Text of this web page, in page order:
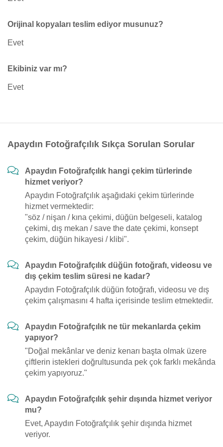
Orijinal kopyaları teslim ediyor musunuz?
Evet
Ekibiniz var mı?
Evet
Apaydın Fotoğrafçılık Sıkça Sorulan Sorular
Apaydın Fotoğrafçılık hangi çekim türlerinde
hizmet veriyor?
Apaydın Fotoğrafçılık aşağıdaki çekim türlerinde
hizmet vermektedir:
"söz / nişan / kına çekimi, düğün belgeseli, katalog
çekimi, dış mekan / save the date çekimi, konsept
çekim, düğün hikayesi / klibi".
Apaydın Fotoğrafçılık düğün fotoğrafı, videosu ve
dış çekim teslim süresi ne kadar?
Apaydın Fotoğrafçılık düğün fotoğrafı, videosu ve dış
çekim çalışmasını 4 hafta içerisinde teslim etmektedir.
Apaydın Fotoğrafçılık ne tür mekanlarda çekim
yapıyor?
"Doğal mekânlar ve deniz kenarı başta olmak üzere
çiftlerin istekleri doğrultusunda pek çok farklı mekânda
çekim yapıyoruz."
Apaydın Fotoğrafçılık şehir dışında hizmet veriyor
mu?
Evet, Apaydın Fotoğrafçılık şehir dışında hizmet
veriyor.